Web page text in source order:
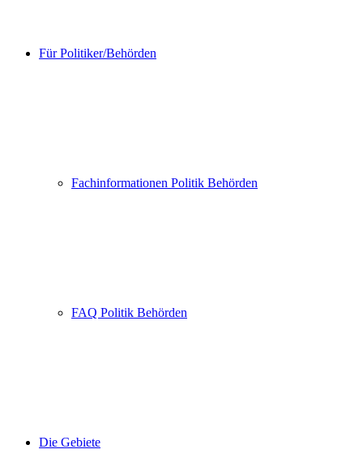
Für Politiker/Behörden
Fachinformationen Politik Behörden
FAQ Politik Behörden
Die Gebiete